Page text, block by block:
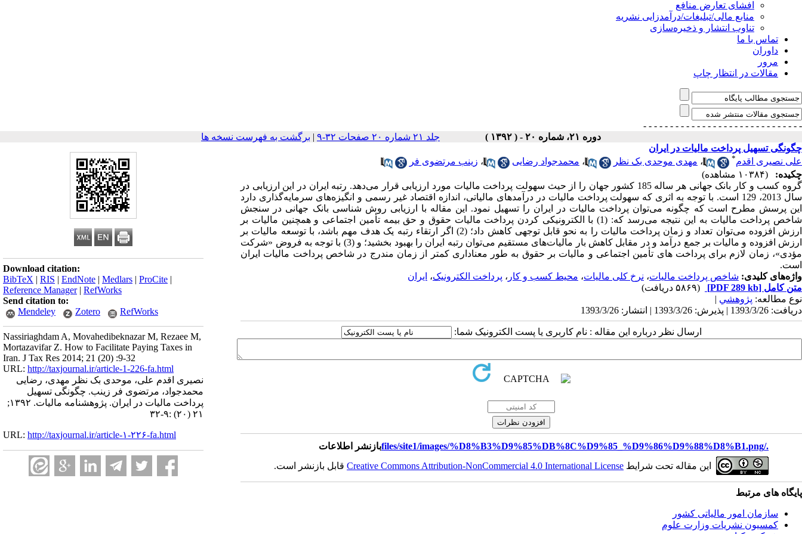
افشای تعارض منافع
منابع مالی/تبلیغات/درآمدزایی نشریه
تناوب انتشار و ذخیره‌سازی
تماس با ما
داوران
مرور
مقالات در انتظار چاپ
- - - - - - - - - - - - - - -
- - - - - - - - - - - - - - -
دوره ۲۱، شماره ۲۰ - ( ۱۳۹۲ )
جلد ۲۱ شماره ۲۰ صفحات ۳۲-۹ | برگشت به فهرست نسخه ها
Download citation:
BibTeX | RIS | EndNote | Medlars | ProCite |
Reference Manager| RefWorks
Send citation to:
Mendeley
Zotero RefWorks
Nassiriaghdam A, Movahedibeknazar M, Rezaee M,
Mortazavifar Z. How to Facilitate Paying Taxes in
Iran. J Tax Res 2014; 21 (20) :9-32
URL: http://taxjournal.ir/article-1-226-fa.html
نصیری اقدم علی، موحدی بک نظر مهدی، رضایی
محمدجواد، مرتضوی فر زینب. چگونگی تسهیل
پرداخت مالیات در ایران. پژوهشنامه مالیات. ۱۳۹۲;
۲۱ (۲۰) :۹-۳۲
URL: http://taxjournal.ir/article-۱-۲۲۶-fa.html
چگونگی تسهیل پرداخت مالیات در ایران
علی نصیری اقدم* ، مهدی موحدی بک نظر ، محمدجواد رضایی ، زینب مرتضوی فر
چکیده:
(۱۰۳۸۴ مشاهده)
گروه کسب و کار بانک جهانی هر ساله 185 کشور جهان را از حیث سهولت پرداخت مالیات مورد ارزیابی قرار می‌دهد. رتبه ایران در این ارزیابی در
سال 2013، 129 است. با توجه به اثری که سهولت پرداخت مالیات در درآمدهای مالیاتی، اندازه اقتصاد غیر رسمی و انگیزه‌های سرمایه‌گذاری دارد
این پرسش مطرح است که چگونه می‌توان پرداخت مالیات در ایران را تسهیل نمود. این مقاله با ارزیابی روش شناسی بانک جهانی در سنجش
شاخص پرداخت مالیات به این نتیجه می‌رسد که: (1) با الکترونیکی کردن پرداخت مالیات حقوق و حق بیمه تأمین اجتماعی و همچنین مالیات بر
ارزش افزوده می‌توان تعداد و زمان پرداخت مالیات را به نحو قابل توجهی کاهش داد؛ (2) اگر ارتقاء رتبه یک هدف مهم باشد، با توسعه مالیات بر
ارزش افزوده و مالیات بر جمع درآمد و در مقابل کاهش بار مالیات‌های مستقیم می‌توان رتبه ایران را بهبود بخشید؛ و (3) با توجه به فروض «شرکت
مؤدی»، زمان لازم برای پرداخت های تأمین اجتماعی و مالیات بر حقوق به طور معناداری کمتر از زمان مندرج در شاخص پرداخت مالیات ایران
است.
واژه‌های کلیدی: شاخص پرداخت مالیات، نرخ کلی مالیات، محیط کسب و کار ، پرداخت الکترونیک، ایران
متن کامل [PDF 289 kb]
(۵۸۶۹ دریافت)
نوع مطالعه: پژوهشي |
دریافت: 1393/3/26 | پذیرش: 1393/3/26 | انتشار: 1393/3/26
ارسال نظر درباره این مقاله : نام کاربری یا پست الکترونیک شما:
./files/site1/images/%D8%B3%D9%85%DB%8C%D9%85_%D9%86%D9%88%D8%B1.png
بازنشر اطلاعات
این مقاله تحت شرایط Creative Commons Attribution-NonCommercial 4.0 International Licenseقابل بازنشر است.
پایگاه های مرتبط
سازمان امور مالياتی کشور
کمسیون نشریات وزارت علوم